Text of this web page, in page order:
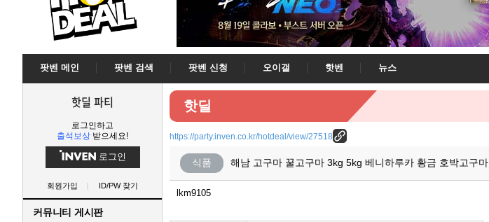
팟벤 메인 팟벤 검색 팟벤 신청 오이갤 핫벤
뉴스
핫딜 파티
로그인하고
출석보상 받으세요!
로그인
회원가입 ID/PW 찾기
커뮤니티 게시판
핫딜
https://party.inven.co.kr/hotdeal/view/27518
식품 해남 고구마 꿀고구마 3kg 5kg 베니하루카 황금 호박고구마
lkm9105